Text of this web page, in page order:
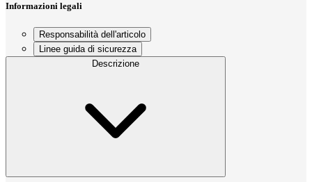
Informazioni legali
Responsabilità dell'articolo
Linee guida di sicurezza
Descrizione